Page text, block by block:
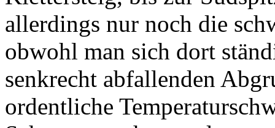
allerdings nur noch die
obwohl man sich dort
senkrecht abfallenden
ordentliche